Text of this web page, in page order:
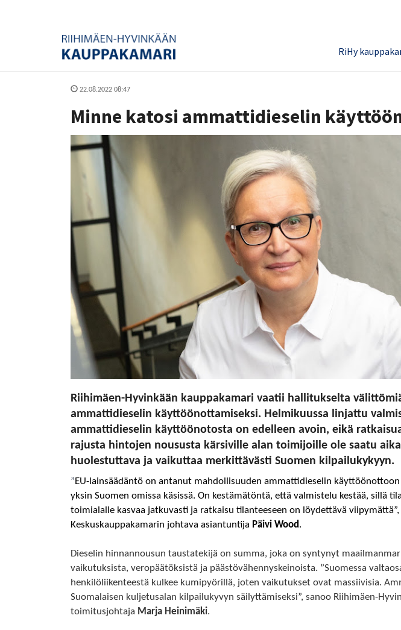
RiHy
22.08.2022 08:47
Minne katosi ammattidieselin
Riihimäen-Hyvinkään kauppakamari vaatii hallitukselta
ammattidieselin käyttöönottamiseksi. Helmikuussa linjattu
ammattidieselin käyttöönotosta on edelleen avoin, eikä
rajusta hintojen noususta kärsiville alan toimijoille ole saatu
huolestuttava ja vaikuttaa merkittävästi Suomen kilpailukykyyn.
”EU-lainsäädäntö on antanut mahdollisuuden ammattidieselin
yksin Suomen omissa käsissä. On kestämätöntä, että valmistelu kestää, sillä
toimialalle kasvaa jatkuvasti ja ratkaisu tilanteeseen on löydettävä viipymättä”,
Keskuskauppakamarin johtava asiantuntija Päivi Wood.
Dieselin hinnannousun taustatekijä on summa, joka on syntynyt
vaikutuksista, veropäätöksistä ja päästövähennyskeinoista. ”Suomessa
henkilöliikenteestä kulkee kumipyörillä, joten vaikutukset ovat massiivisia.
Suomalaisen kuljetusalan kilpailukyvyn säilyttämiseksi”, sanoo Riihimäen-
toimitusjohtaja Marja Heinimäki.